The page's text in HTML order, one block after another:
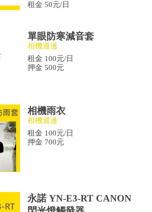
租金 50元/日
單眼防寒減音套
相機週邊
租金 100元/日
押金 500元
相機雨衣
相機週邊
租金 100元/日
押金 700元
永諾 YN-E3-RT CANON